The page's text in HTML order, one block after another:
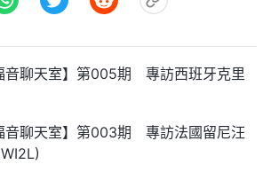
音聊天室】第005期 專訪西班牙克里
音聊天室】第003期 專訪法國留尼汪